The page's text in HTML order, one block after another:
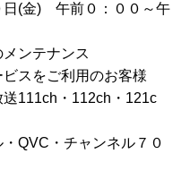
(金) 午前０：００～午
ンテナンス
スをご利用のお客様
111ch・112ch・121c
・チャンネル７０